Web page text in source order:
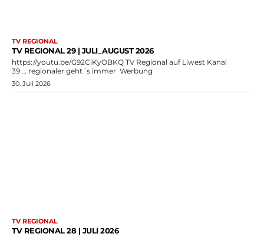
TV REGIONAL
TV REGIONAL 29 | JULI_AUGUST 2026
https://youtu.be/G92CiKyOBKQ TV Regional auf Liwest Kanal
39 … regionaler geht´s immer Werbung
30. Juli 2026
TV REGIONAL
TV REGIONAL 28 | JULI 2026